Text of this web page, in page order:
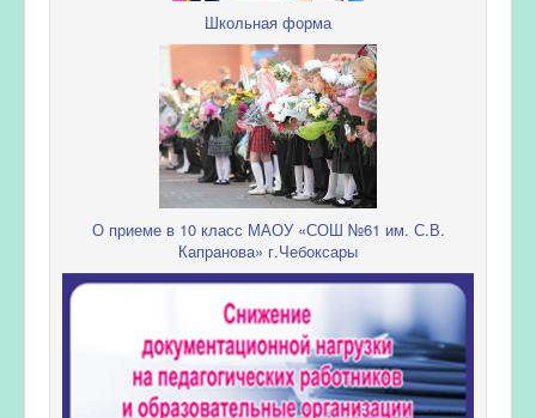
Школьная форма
О приеме в 10 класс МАОУ «СОШ №61 им. С.В.
Капранова» г.Чебоксары